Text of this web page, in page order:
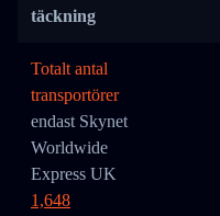
täckning
Totalt antal
transportörer
endast Skynet
Worldwide
Express UK
1,648